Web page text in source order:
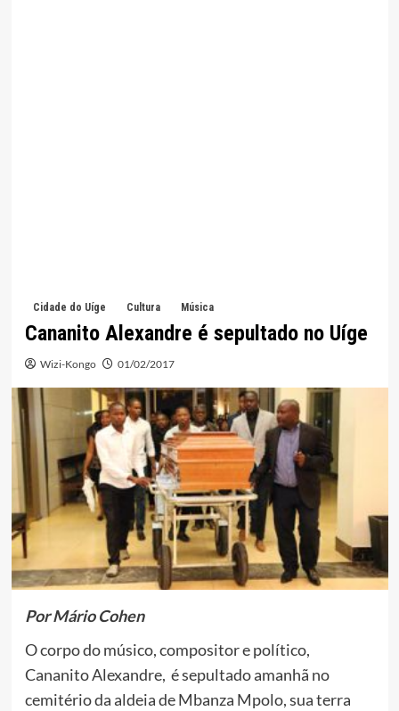
Cidade do Uíge Cultura Música
Cananito Alexandre é sepultado no Uíge
Wizi-Kongo 01/02/2017
Por Mário Cohen
O corpo do músico, compositor e político,
Cananito Alexandre, é sepultado amanhã no
cemitério da aldeia de Mbanza Mpolo, sua terra